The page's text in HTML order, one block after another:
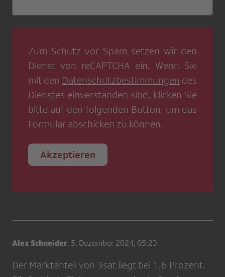
Zum Schutz vor Spam setzen wir den
Dienst von reCAPTCHA ein. Wenn Sie
mit den Datenschutzbestimmungen des
Dienstes einverstanden sind, klicken Sie
bitte auf den folgenden Button, um das
Formular abschicken zu können.
Akzeptieren
Alex Schneider, 5. Dezember 2024, 05:23
Der Marktanteil von 3sat liegt bei 1,6 Prozent.